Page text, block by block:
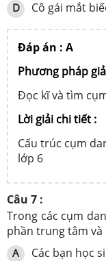
D Cô gái mắt
Đáp án : A
Phương pháp
Đọc kĩ và tìm
Lời giải chi tiết :
Cấu trúc cụm
lớp 6
Câu 7 :
Trong các cụm
phần trung tâm và
A Các bạn học